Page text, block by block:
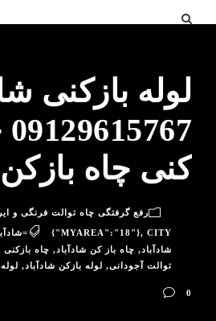
لوله بازکنی
کنی چاه بازکن
رفع گرفتگی چاه توالت فرنگی و
{"MYAREA":"18"}, CITY=شادآباد
شادآباد, چاه باز کن شادآباد, چاه بازکنی
توالت آجودانی, لوله بازکن شادآباد,
0